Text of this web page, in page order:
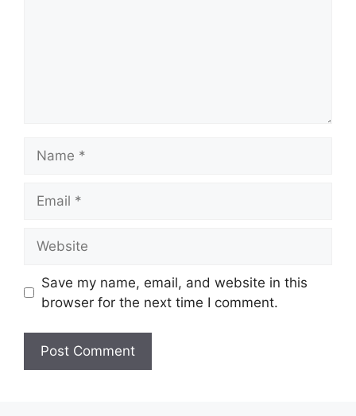
Save my name, email, and website in this
browser for the next time I comment.